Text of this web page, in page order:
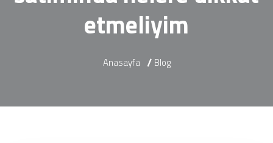
etmeliyim
Anasayfa Blog